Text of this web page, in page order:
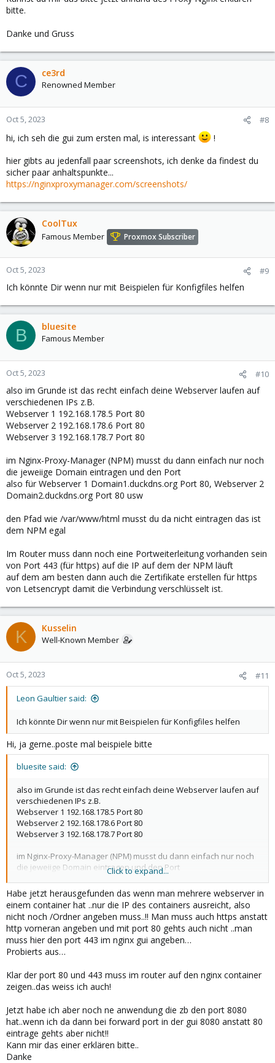
bitte.
Danke und Gruss
C ce3rd
Renowned Member
Oct 5, 2023 #8
hi, ich seh die gui zum ersten mal, is interessant
!
hier gibts au jedenfall paar screenshots, ich denke da findest du
sicher paar anhaltspunkte...
https://nginxproxymanager.com/screenshots/
CoolTux
Famous Member Proxmox Subscriber
Oct 5, 2023 #9
Ich könnte Dir wenn nur mit Beispielen für Konfigfiles helfen
B bluesite
Famous Member
Oct 5, 2023 #10
also im Grunde ist das recht einfach deine Webserver laufen auf
verschiedenen IPs z.B.
Webserver 1 192.168.178.5 Port 80
Webserver 2 192.168.178.6 Port 80
Webserver 3 192.168.178.7 Port 80
im Nginx-Proxy-Manager (NPM) musst du dann einfach nur noch
die jeweiige Domain eintragen und den Port
also für Webserver 1 Domain1.duckdns.org Port 80, Webserver 2
Domain2.duckdns.org Port 80 usw
den Pfad wie /var/www/html musst du da nicht eintragen das ist
dem NPM egal
Im Router muss dann noch eine Portweiterleitung vorhanden sein
von Port 443 (für https) auf die IP auf dem der NPM läuft
auf dem am besten dann auch die Zertifikate erstellen für https
von Letsencrypt damit die Verbindung verschlüsselt ist.
K Kusselin
Well-Known Member
Oct 5, 2023 #11
Leon Gaultier said:
Ich könnte Dir wenn nur mit Beispielen für Konfigfiles helfen
Hi, ja gerne..poste mal beispiele bitte
bluesite said:
also im Grunde ist das recht einfach deine Webserver laufen auf
verschiedenen IPs z.B.
Webserver 1 192.168.178.5 Port 80
Webserver 2 192.168.178.6 Port 80
Webserver 3 192.168.178.7 Port 80
im Nginx-Proxy-Manager (NPM) musst du dann einfach nur noch
die jeweiige Domain eintragen und den Port
also für Webserver 1 Domain1.duckdns.org Port 80, Webserver 2
Domain2.duckdns.org Port 80 usw
den Pfad wie /var/www/html musst du da nicht eintragen das ist
dem NPM egal
Im Router muss dann noch eine Portweiterleitung vorhanden
sein von Port 443 (für https) auf die IP auf dem der NPM läuft
von Letsencrypt damit die Verbindung verschlüsselt ist.
Click to expand...
Habe jetzt herausgefunden das wenn man mehrere webserver in
einem container hat ..nur die IP des containers ausreicht, also
nicht noch /Ordner angeben muss..!! Man muss auch https anstatt
http vorneran angeben und mit port 80 gehts auch nicht ..man
muss hier den port 443 im nginx gui angeben…
Probierts aus…
Klar der port 80 und 443 muss im router auf den nginx container
zeigen..das weiss ich auch!
Jetzt habe ich aber noch ne anwendung die zb den port 8080
hat..wenn ich da dann bei forward port in der gui 8080 anstatt 80
eintrage gehts aber nicht!!
Kann mir das einer erklären bitte..
Danke